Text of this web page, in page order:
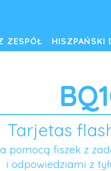
ZESPÓŁ HISZPAŃSKI
Tarjetas
pomocą fiszek z
i odpowiedziami z